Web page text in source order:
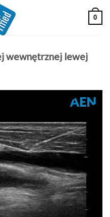
0
wewnętrznej lewej